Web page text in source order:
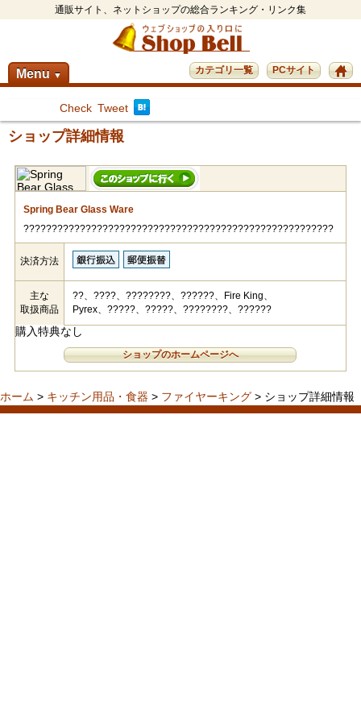
通販サイト、ネットショップの総合ランキング・リンク集
Menu ▼ PCサイト
カテゴリ一覧
Check Tweet
ショップ詳細情報
Spring Bear Glass Ware
???????????????????????????????????????????????????????
決済方法
主な
取扱商品
??、????、????????、??????、Fire King、
Pyrex、?????、?????、????????、??????
購入特典なし
ショップのホームページへ
ホーム > キッチン用品・食器 > ファイヤーキング > ショップ詳細情報